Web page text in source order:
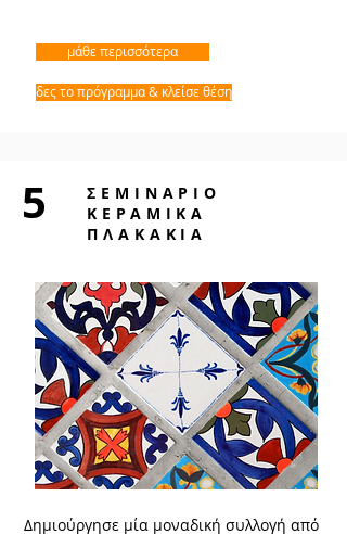
μάθε περισσότερα
δες το πρόγραμμα & κλείσε θέση
5
ΣΕΜΙΝΑΡΙΟ
ΚΕΡΑΜΙΚΑ
ΠΛΑΚΑΚΙΑ
Δημιούργησε μία μοναδική συλλογή από